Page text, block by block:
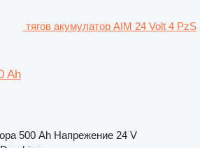
тягов акумулатор AIM 24 Volt 4 PzS
Ah
500 Ah Напрежение 24 V